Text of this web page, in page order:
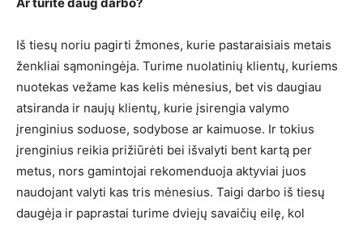
Iš tiesų noriu pagirti žmones, kurie pastaraisiais metais
ženkliai sąmoningėja. Turime nuolatinių klientų, kuriems
nuotekas vežame kas kelis mėnesius, bet vis daugiau
atsiranda ir naujų klientų, kurie įsirengia valymo
įrenginius soduose, sodybose ar kaimuose. Ir tokius
įrenginius reikia prižiūrėti bei išvalyti bent kartą per
metus, nors gamintojai rekomenduoja aktyviai juos
naudojant valyti kas tris mėnesius. Taigi darbo iš tiesų
daugėja ir paprastai turime dviejų savaičių eilę, kol